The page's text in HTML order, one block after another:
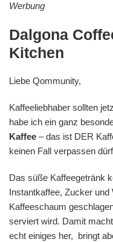
Werbung
Dalgona
Kitchen
Liebe Qommunity,
Kaffeeliebhaber sollten
habe ich ein ganz
Kaffee – das ist DER
keinen Fall verpassen
Das süße Kaffeegetränk
Instantkaffee, Zucker
Kaffeeschaum
serviert wird. Damit
echt einiges her, bringt